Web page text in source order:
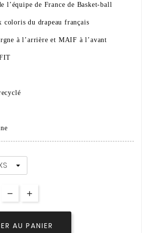
de France de Basket-ball
coloris du drapeau français
à l’arrière et MAIF à l’avant
AU PANIER